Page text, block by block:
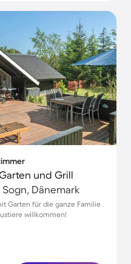
und Grill
Dänemark
Garten für die ganze Familie
willkommen!